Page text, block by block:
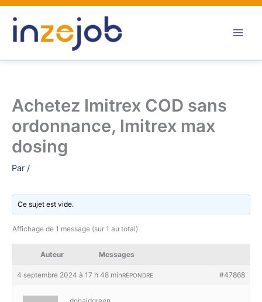
Aller
contenu
Achetez Imitrex COD sans
ordonnance, Imitrex max
dosing
Par /
Ce sujet est vide.
Affichage de 1 message (sur 1 au total)
Auteur Messages
4 septembre 2024 à 17 h 48 min #47868
RÉPONDRE